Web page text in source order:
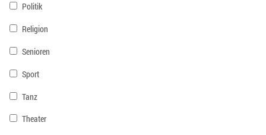
Politik
Religion
Senioren
Sport
Tanz
Theater